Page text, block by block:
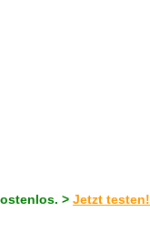
> Jetzt testen!